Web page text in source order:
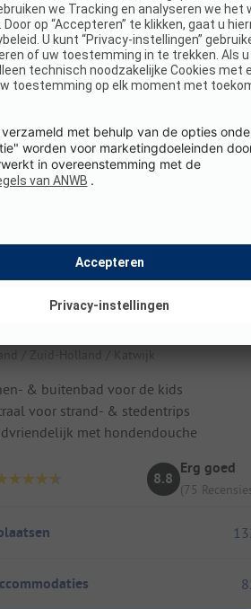
Koningshof
/ Zuid-Holland / Katwijk
& buitenbad voor de kids
voor strand- & stedentrips
met hondendouche
8.8
Erg goed
(75